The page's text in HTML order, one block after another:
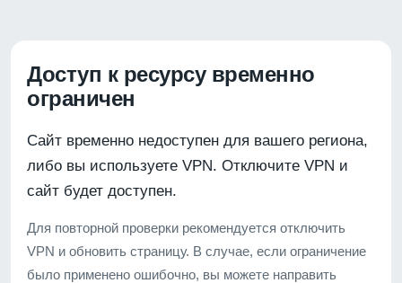
Доступ к ресурсу временно
ограничен
Сайт временно недоступен для вашего региона,
либо вы используете VPN. Отключите VPN и
сайт будет доступен.
Для повторной проверки рекомендуется отключить
VPN и обновить страницу. В случае, если ограничение
было применено ошибочно, вы можете направить